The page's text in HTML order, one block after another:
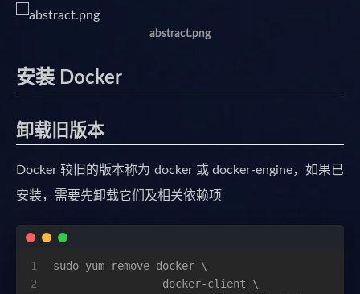
abstract.png
安装 Docker
卸载旧版本
Docker 较旧的版本称为 docker 或 docker-engine，如果已
安装，需要先卸载它们及相关依赖项
1
2
sudo yum remove docker \
                 docker-client \